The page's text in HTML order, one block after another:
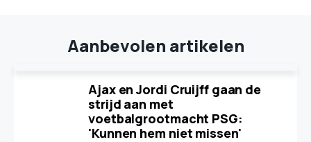
Aanbevolen artikelen
Ajax en Jordi Cruijff gaan de
strijd aan met
voetbalgrootmacht PSG:
'Kunnen hem niet missen'